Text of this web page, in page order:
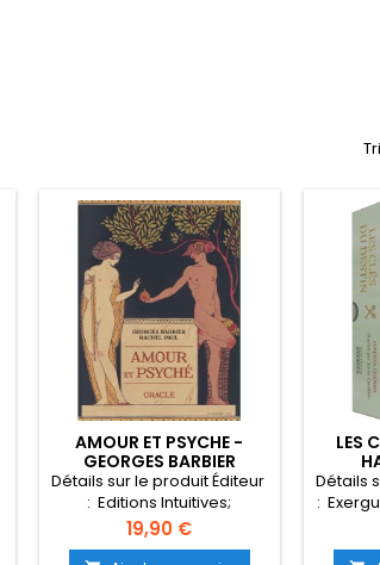
AMOUR ET PSYCHE -
GEORGES BARBIER
Détails sur le produit Éditeur ‏
: ‎ Editions Intuitives;
Illustrated édition (3 juin
2021) Langue ‏ : ‎ Français
Prix
19,90 €
LES
Détails
:
(9
Français